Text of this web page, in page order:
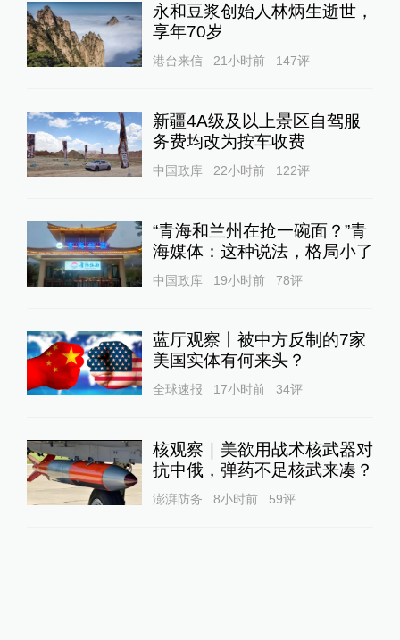
永和豆浆创始人林炳生逝世，
享年70岁
港台来信 21小时前 147评
新疆4A级及以上景区自驾服
务费均改为按车收费
中国政库 22小时前 122评
“青海和兰州在抢一碗面？”青
海媒体：这种说法，格局小了
中国政库 19小时前 78评
蓝厅观察丨被中方反制的7家
美国实体有何来头？
全球速报 17小时前 34评
核观察｜美欲用战术核武器对
抗中俄，弹药不足核武来凑？
澎湃防务 8小时前 59评